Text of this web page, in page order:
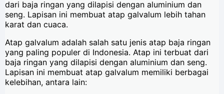
dari baja ringan yang dilapisi dengan aluminium dan
seng. Lapisan ini membuat atap galvalum lebih tahan
karat dan cuaca.
Atap galvalum adalah salah satu jenis atap baja ringan
yang paling populer di Indonesia. Atap ini terbuat dari
baja ringan yang dilapisi dengan aluminium dan seng.
Lapisan ini membuat atap galvalum memiliki berbagai
kelebihan, antara lain: